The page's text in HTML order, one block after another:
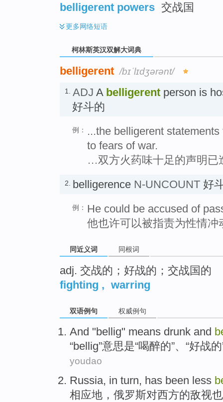
belligerent powers 交战国
更多网络短语
柯林斯英汉双解大词典
belligerent /bɪˈlɪdʒərənt/
1. ADJ A belligerent person is
好斗的
例：
...the belligerent
to fears of war.
…双方火药味十足的声明已
2. belligerence N-UNCOUNT 好
例： He could be accused of
他也许可以被指责为性情
同近义词 同根词
adj. 交战的；好战的；交战国的
fighting , warring
双语例句 权威例句
And "bellig" means drunk and
“bellig”意思是“喝醉的”、“好战的
youdao
Russia, in turn, has been less
相应地， 俄罗斯对西方的敌视也